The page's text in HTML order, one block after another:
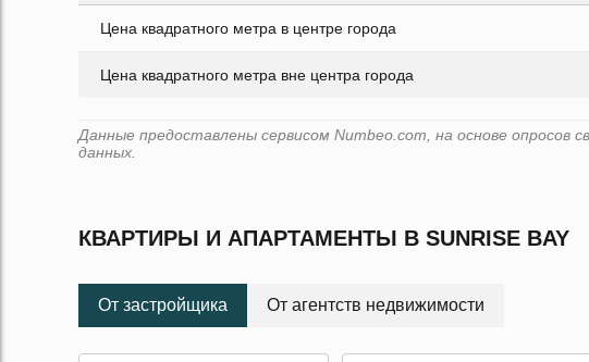
Цена квадратного метра в центре города
Цена квадратного метра вне центра города
Данные предоставлены сервисом Numbeo.com, на основе
данных.
КВАРТИРЫ И АПАРТАМЕНТЫ В SUNRISE BAY
От застройщика От агентств недвижимости